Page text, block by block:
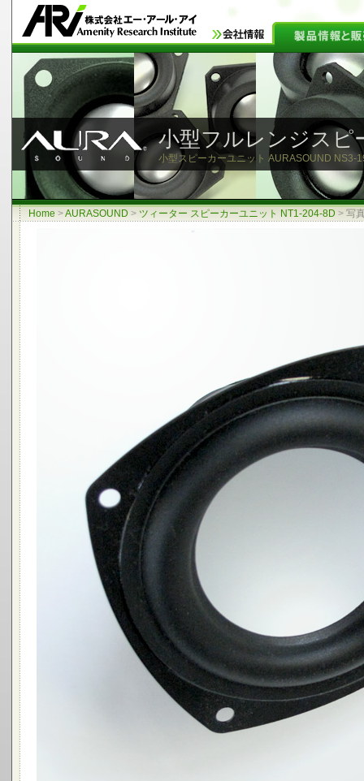
小型フルレンジスピ
小型スピーカーユニット AURASOUND NS3-
Home >AURASOUND > ツィーター スピーカーユニット NT1-204-8D > 写